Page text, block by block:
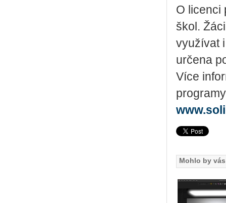
O licenci
škol.
využívat
určena
Více
Mohlo by